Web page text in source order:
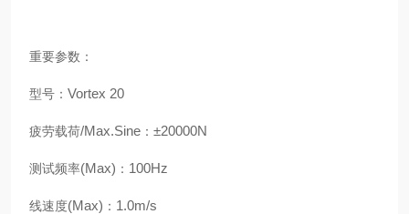
重要参数：
型号： Vortex 20
疲劳载荷/Max.Sine ： ±20000N
测试频率(Max) ： 100Hz
线速度(Max) ： 1.0m/s